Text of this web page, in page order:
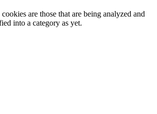
are those that are being analyzed and
into a category as yet.